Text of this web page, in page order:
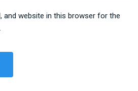
and website in this browser for the